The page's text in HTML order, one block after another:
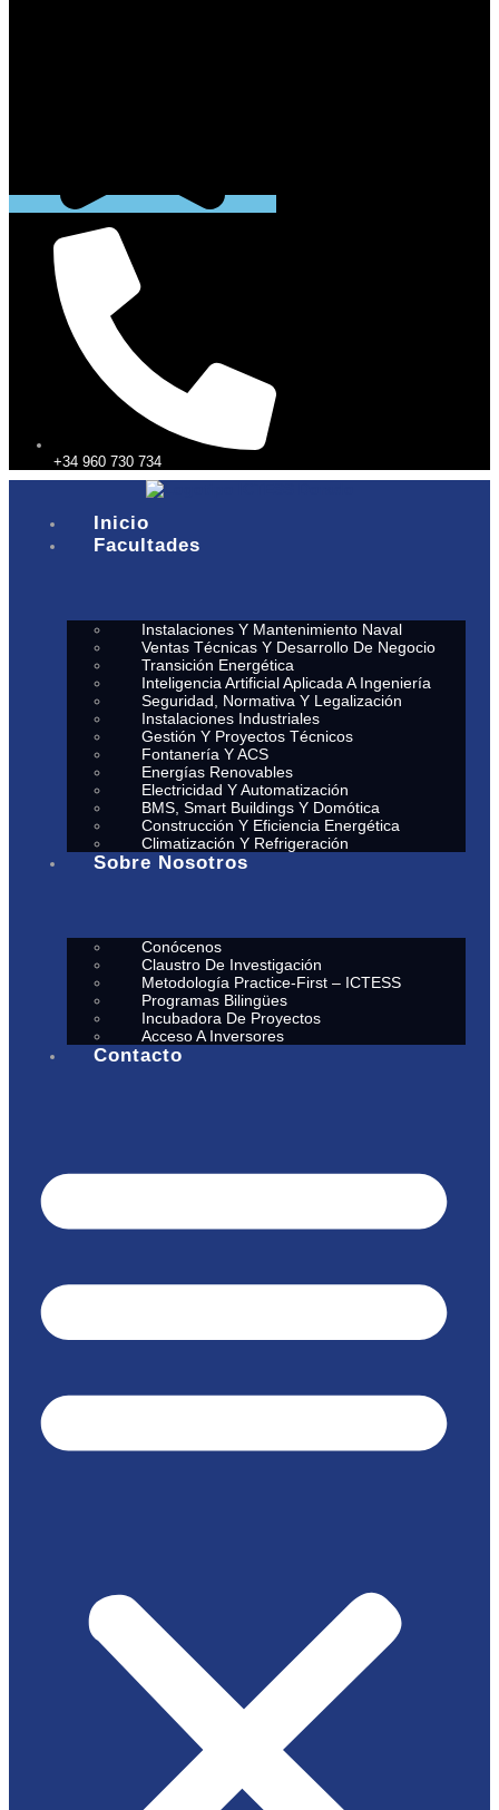
+34 960 730 734
Inicio
Facultades
Instalaciones Y Mantenimiento Naval
Ventas Técnicas Y Desarrollo De Negocio
Transición Energética
Inteligencia Artificial Aplicada A Ingeniería
Seguridad, Normativa Y Legalización
Instalaciones Industriales
Gestión Y Proyectos Técnicos
Fontanería Y ACS
Energías Renovables
Electricidad Y Automatización
BMS, Smart Buildings Y Domótica
Construcción Y Eficiencia Energética
Climatización Y Refrigeración
Sobre Nosotros
Conócenos
Claustro De Investigación
Metodología Practice-First – ICTESS
Programas Bilingües
Incubadora De Proyectos
Acceso A Inversores
Contacto